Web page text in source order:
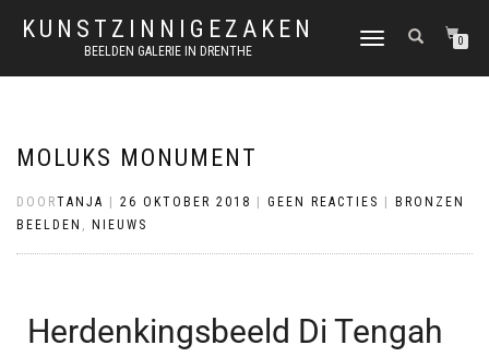
KUNSTZINNIGEZAKEN
BEELDEN GALERIE IN DRENTHE
SCHAKEL
MENU
0
MOLUKS MONUMENT
DOORTANJA 26 OKTOBER 2018 GEEN REACTIES
BRONZEN
BEELDEN , NIEUWS
Herdenkingsbeeld Di Tengah